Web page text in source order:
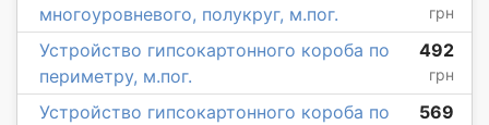
многоуровневого, полукруг, м.пог.
грн
Устройство гипсокартонного короба по
периметру, м.пог.
492
грн
Устройство гипсокартонного короба по
569